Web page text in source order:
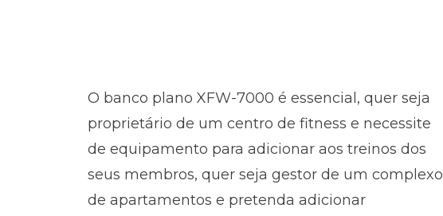
O banco plano XFW-7000 é essencial, quer seja
proprietário de um centro de fitness e necessite
de equipamento para adicionar aos treinos dos
seus membros, quer seja gestor de um complexo
de apartamentos e pretenda adicionar